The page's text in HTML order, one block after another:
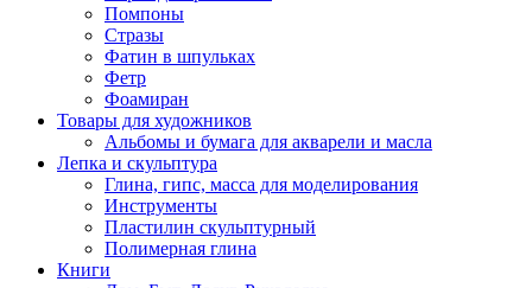
Помпоны
Стразы
Фатин в шпульках
Фетр
Фоамиран
Товары для художников
Альбомы и бумага для акварели и масла
Лепка и скульптура
Глина, гипс, масса для моделирования
Инструменты
Пластилин скульптурный
Полимерная глина
Книги